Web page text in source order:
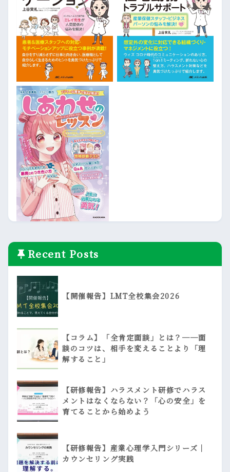
Recent Posts
【開催報告】LMT全校集会2026
【コラム】「全肯定面談」とは？──面
談のコツは、相手を変えることより「理
解すること」
【研修報告】ハラスメント研修でハラス
メントはなくならない？「心の安全」を
育てることから始めよう
【研修報告】産業心理学入門シリーズ｜
カウンセリング実践